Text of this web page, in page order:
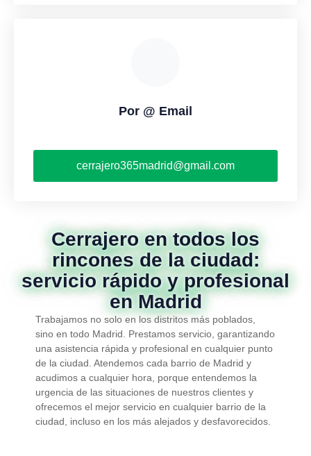
Por @ Email
cerrajero365madrid@gmail.com
Cerrajero en todos los
rincones de la ciudad:
servicio rápido y profesional
en Madrid
Trabajamos no solo en los distritos más poblados,
sino en todo Madrid. Prestamos servicio, garantizando
una asistencia rápida y profesional en cualquier punto
de la ciudad. Atendemos cada barrio de Madrid y
acudimos a cualquier hora, porque entendemos la
urgencia de las situaciones de nuestros clientes y
ofrecemos el mejor servicio en cualquier barrio de la
ciudad, incluso en los más alejados y desfavorecidos.